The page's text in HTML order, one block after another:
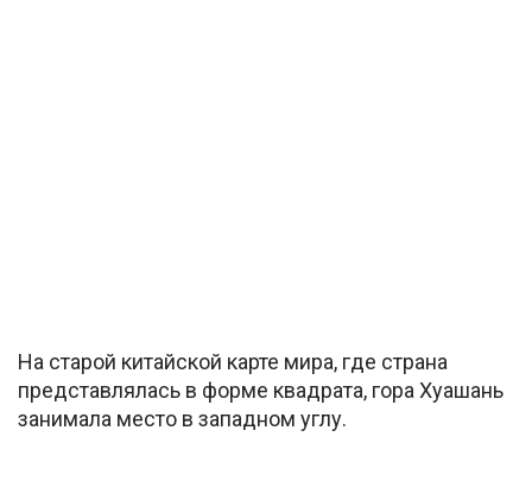
На старой китайской карте мира, где страна
представлялась в форме квадрата, гора Хуашань
занимала место в западном углу.